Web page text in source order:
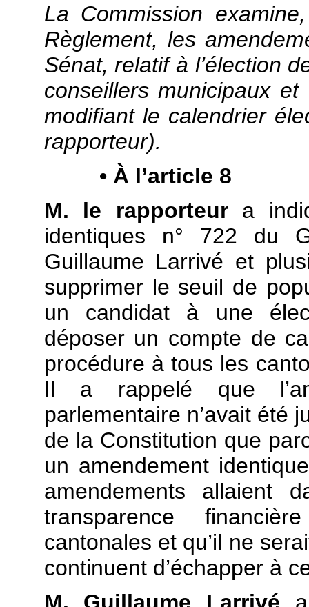
La Commission
Règlement, les
Sénat, relatif à l’élection
conseillers municipaux
modifiant le calendrier
rapporteur).
• À l’article 8
M. le rapporteura
identiques n° 722 du
Guillaume Larrivé et
supprimer le seuil de
un candidat à une
déposer un compte de
procédure à tous les
Il a rappelé que
parlementaire n’avait été
de la Constitution que
un amendement
amendements allaient
transparence
cantonales et qu’il ne
continuent d’échapper à